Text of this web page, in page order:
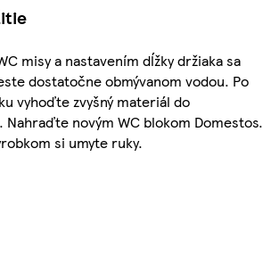
misy a nastavením dĺžky držiaka sa
dostatočne obmývanom vodou. Po
vyhoďte zvyšný materiál do
Nahraďte novým WC blokom Domestos.
si umyte ruky.